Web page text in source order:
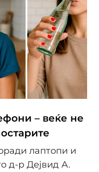
– веќе не
лаптопи и
д-р Дејвид А.